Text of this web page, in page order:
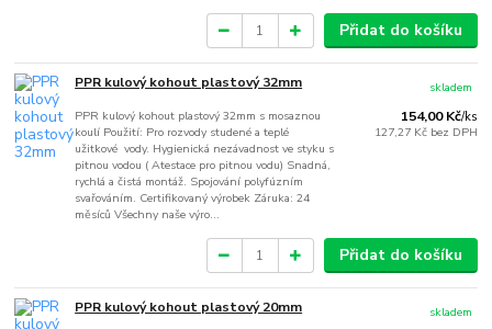
Přidat do košíku
PPR kulový kohout plastový 32mm
PPR kulový kohout plastový 32mm s mosaznou
koulí Použití: Pro rozvody studené a teplé
užitkové vody. Hygienická nezávadnost ve styku s
pitnou vodou ( Atestace pro pitnou vodu) Snadná,
rychlá a čistá montáž. Spojování polyfúzním
svařováním. Certifikovaný výrobek Záruka: 24
měsíců Všechny naše výro...
154,00 Kč/ks
127,27 Kč bez DPH
skladem
Přidat do košíku
PPR kulový kohout plastový 20mm skladem